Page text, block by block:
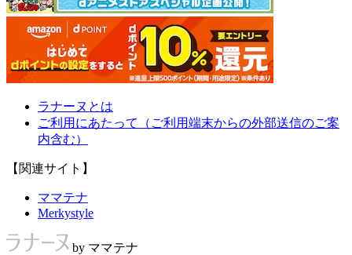
ラナーヌとは
ご利用にあたって（ご利用端末からの外部送信のご案
内含む）
【関連サイト】
ママテナ
Merkystyle
by ママテナ